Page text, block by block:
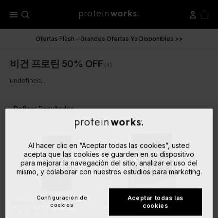
menu
Ofertas Flash - Grandes Ofertas Ya Disponibles >>
비건 프로틴 50% OFF (4)
undefined...
Refinar Resultados
Vegan Wondershake
PLATINUMInnovation
Vegan Protein 360
( 745)
Al hacer clic en “Aceptar todas las cookies”, usted
acepta que las cookies se guarden en su dispositivo
para mejorar la navegación del sitio, analizar el uso del
mismo, y colaborar con nuestros estudios para marketing.
Aceptar todas las
cookies
Configuración de
cookies